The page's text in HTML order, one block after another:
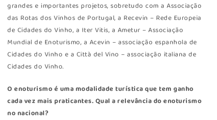
grandes e importantes projetos, sobretudo com a Associação
das Rotas dos Vinhos de Portugal, a Recevin – Rede Europeia
de Cidades do Vinho, a Iter Vitis, a Ametur – Associação
Mundial de Enoturismo, a Acevin – associação espanhola de
Cidades do Vinho e a Città del Vino – associação italiana de
Cidades do Vinho.
O enoturismo é uma modalidade turística que tem ganho
cada vez mais praticantes. Qual a relevância do enoturismo
no nacional?